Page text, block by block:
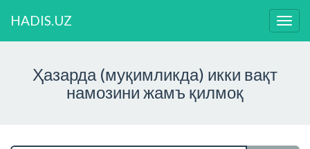
HADIS.UZ
Ҳазарда (муқимликда) икки вақт
намозини жамъ қилмоқ